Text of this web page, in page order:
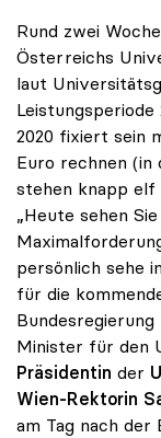
Rund zwei
Österreichs
laut
2020 fixiert sein
Euro rechnen (in
stehen knapp elf
„Heute sehen
persönlich sehe
für die
Minister für den
Präsidentin der
Wien-Rektorin
am Tag nach der